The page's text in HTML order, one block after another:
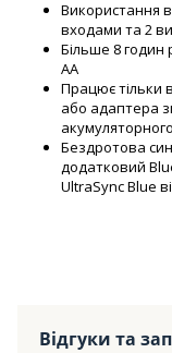
Використання в
входами та 2
Більше 8
AA
Працює тільки
або адаптера
Бездротова
додатковий
UltraSync Blue
Відгуки та